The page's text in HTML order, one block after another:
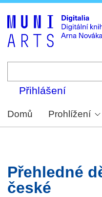
Přihlášení
Domů Prohlížení
Přehledné
české